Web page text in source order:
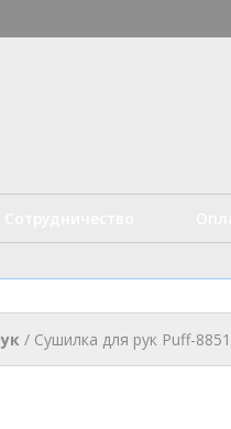
основному
/ Сушилка для рук Puff-